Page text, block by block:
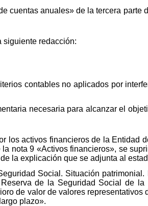
cuentas anuales» de la tercera parte
siguiente redacción:
contables no aplicados por
necesaria para alcanzar el
los activos financieros de la Entidad
nota 9 «Activos financieros», se
la explicación que se adjunta al
Social. Situación patrimonial.
de la Seguridad Social de la
de valor de valores representativos
plazo».